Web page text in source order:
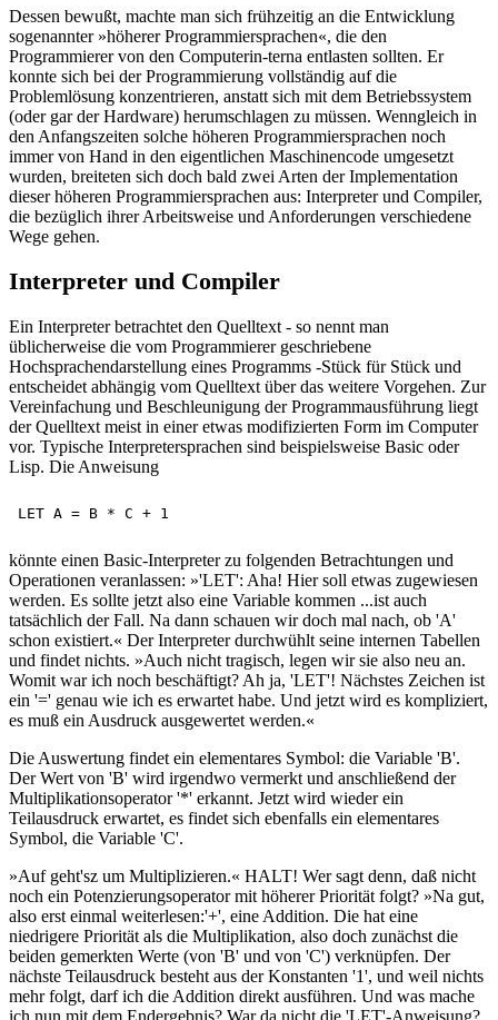
Dessen bewußt, machte man sich frühzeitig an die Entwicklung
sogenannter »höherer Programmiersprachen«, die den
Programmierer von den Computerin-terna entlasten sollten. Er
konnte sich bei der Programmierung vollständig auf die
Problemlösung konzentrieren, anstatt sich mit dem Betriebssystem
(oder gar der Hardware) herumschlagen zu müssen. Wenngleich in
den Anfangszeiten solche höheren Programmiersprachen noch
immer von Hand in den eigentlichen Maschinencode umgesetzt
wurden, breiteten sich doch bald zwei Arten der Implementation
dieser höheren Programmiersprachen aus: Interpreter und Compiler,
die bezüglich ihrer Arbeitsweise und Anforderungen verschiedene
Wege gehen.
Interpreter und Compiler
Ein Interpreter betrachtet den Quelltext - so nennt man
üblicherweise die vom Programmierer geschriebene
Hochsprachendarstellung eines Programms -Stück für Stück und
entscheidet abhängig vom Quelltext über das weitere Vorgehen. Zur
Vereinfachung und Beschleunigung der Programmausführung liegt
der Quelltext meist in einer etwas modifizierten Form im Computer
vor. Typische Interpretersprachen sind beispielsweise Basic oder
Lisp. Die Anweisung
könnte einen Basic-Interpreter zu folgenden Betrachtungen und
Operationen veranlassen: »'LET': Aha! Hier soll etwas zugewiesen
werden. Es sollte jetzt also eine Variable kommen ...ist auch
tatsächlich der Fall. Na dann schauen wir doch mal nach, ob 'A'
schon existiert.« Der Interpreter durchwühlt seine internen Tabellen
und findet nichts. »Auch nicht tragisch, legen wir sie also neu an.
Womit war ich noch beschäftigt? Ah ja, 'LET'! Nächstes Zeichen ist
ein '=' genau wie ich es erwartet habe. Und jetzt wird es kompliziert,
es muß ein Ausdruck ausgewertet werden.«
Die Auswertung findet ein elementares Symbol: die Variable 'B'.
Der Wert von 'B' wird irgendwo vermerkt und anschließend der
Multiplikationsoperator '*' erkannt. Jetzt wird wieder ein
Teilausdruck erwartet, es findet sich ebenfalls ein elementares
Symbol, die Variable 'C'.
»Auf geht'sz um Multiplizieren.« HALT! Wer sagt denn, daß nicht
noch ein Potenzierungsoperator mit höherer Priorität folgt? »Na gut,
also erst einmal weiterlesen:'+', eine Addition. Die hat eine
niedrigere Priorität als die Multiplikation, also doch zunächst die
beiden gemerkten Werte (von 'B' und von 'C') verknüpfen. Der
nächste Teilausdruck besteht aus der Konstanten '1', und weil nichts
mehr folgt, darf ich die Addition direkt ausführen. Und was mache
ich nun mit dem Endergebnis? War da nicht die 'LET'-Anweisung?